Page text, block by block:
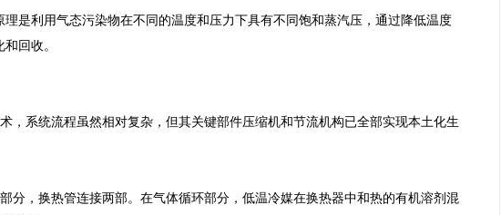
是利用气态污染物在不同的温度和压力下具有不同饱和蒸汽压，通过降低温度
回收。
，系统流程虽然相对复杂，但其关键部件压缩机和节流机构已全部实现本土化生
分，换热管连接两部。在气体循环部分，低温冷媒在换热器中和热的有机溶剂混